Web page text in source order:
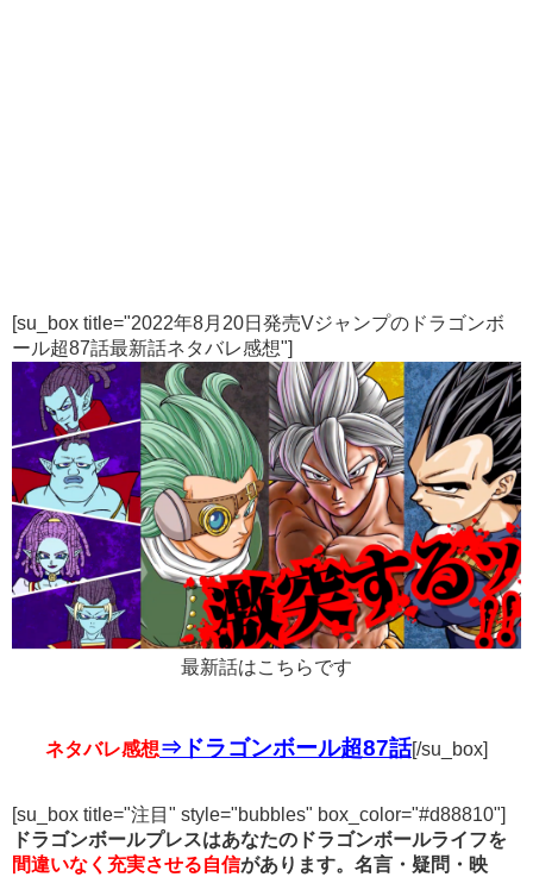
[su_box title="2022年8月20日発売Vジャンプのドラゴンボ
ール超87話最新話ネタバレ感想"]
最新話はこちらです
ネタバレ感想⇒ドラゴンボール超87話[/su_box]
[su_box title="注目" style="bubbles" box_color="#d88810"]
ドラゴンボールプレスはあなたのドラゴンボールライフを
間違いなく充実させる自信があります。名言・疑問・映